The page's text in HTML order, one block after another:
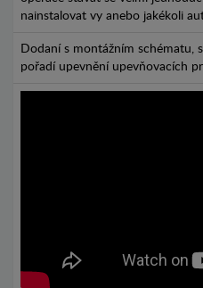
nainstalovat vy anebo jakékoli
Dodaní s montážním schématu,
pořadí upevnění upevňovacích